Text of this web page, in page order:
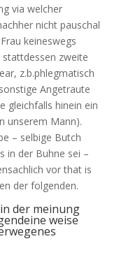
via welcher
nicht pauschal
keineswegs
zweite
z.b.phlegmatisch
Angetraute
gleichfalls hinein ein
unserem Mann).
– selbige Butch
in der Buhne sei –
vor that is
der folgenden.
der meinung
weise